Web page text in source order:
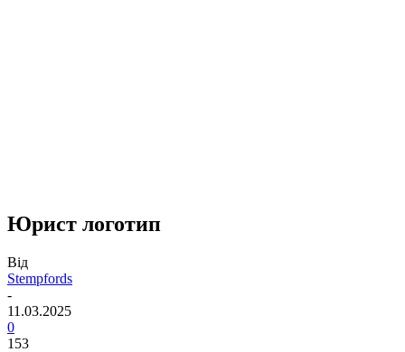
Юрист логотип
Від
Stempfords
-
11.03.2025
0
153